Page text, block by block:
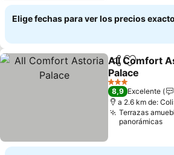
Elige fechas para ver los precios
Compartir
Agregar
All Comfort
Palace
3 Estrellas
8,9 Excelente
a 2.6 km de:
Terrazas
panorámicas